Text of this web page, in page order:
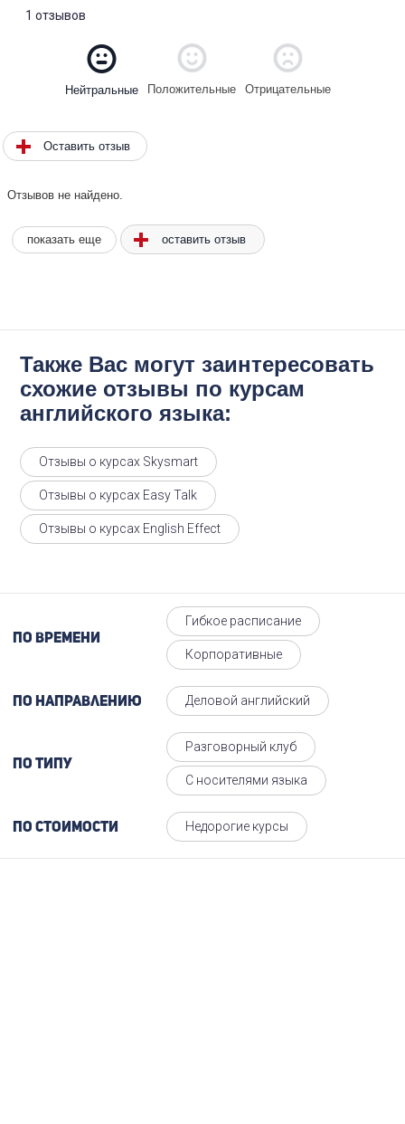
1 отзывов
Нейтральные Положительные Отрицательные
Оставить отзыв
Отзывов не найдено.
показать еще оставить отзыв
Также Вас могут заинтересовать
схожие отзывы по курсам
английского языка:
Отзывы о курсах Skysmart
Отзывы о курсах Easy Talk
Отзывы о курсах English Effect
По времени
Гибкое расписание
Корпоративные
По направлению Деловой английский
По типу
Разговорный клуб
С носителями языка
По стоимости Недорогие курсы